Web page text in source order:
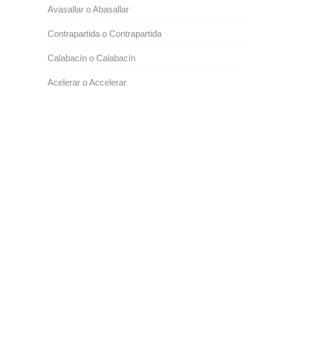
Avasallar o Abasallar
Contrapartida o Contrapartida
Calabacín o Calabacín
Acelerar o Accelerar